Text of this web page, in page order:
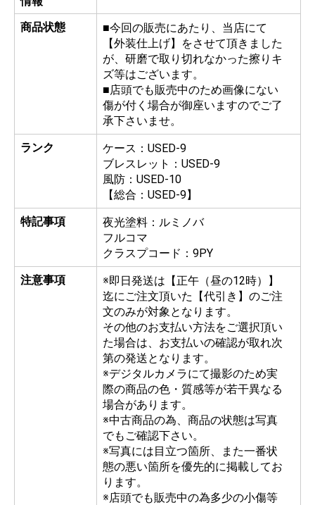
商品状態
■今回の販売にあたり、当店にて
【外装仕上げ】をさせて頂きました
が、研磨で取り切れなかった擦りキ
ズ等はございます。
■店頭でも販売中のため画像にない
傷が付く場合が御座いますのでご了
承下さいませ。
ランク
ケース：USED-9
ブレスレット：USED-9
風防：USED-10
【総合：USED-9】
特記事項
夜光塗料：ルミノバ
フルコマ
クラスプコード：9PY
注意事項
※即日発送は【正午（昼の12時）】
迄にご注文頂いた【代引き】のご注
文のみが対象となります。
その他のお支払い方法をご選択頂い
た場合は、お支払いの確認が取れ次
第の発送となります。
※デジタルカメラにて撮影のため実
際の商品の色・質感等が若干異なる
場合があります。
※中古商品の為、商品の状態は写真
でもご確認下さい。
※写真には目立つ箇所、また一番状
態の悪い箇所を優先的に掲載してお
ります。
※店頭でも販売中の為多少の小傷等